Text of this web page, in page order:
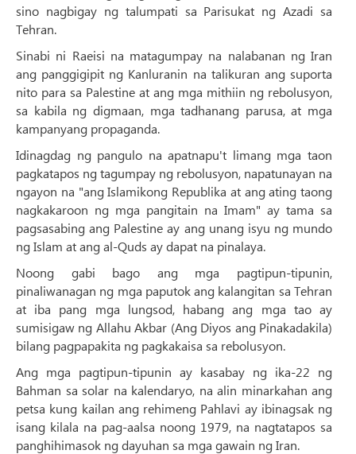
sino nagbigay ng talumpati sa Parisukat ng Azadi sa
Tehran.
Sinabi ni Raeisi na matagumpay na nalabanan ng Iran
ang panggigipit ng Kanluranin na talikuran ang suporta
nito para sa Palestine at ang mga mithiin ng rebolusyon,
sa kabila ng digmaan, mga tadhanang parusa, at mga
kampanyang propaganda.
Idinagdag ng pangulo na apatnapu't limang mga taon
pagkatapos ng tagumpay ng rebolusyon, napatunayan na
ngayon na "ang Islamikong Republika at ang ating taong
nagkakaroon ng mga pangitain na Imam" ay tama sa
pagsasabing ang Palestine ay ang unang isyu ng mundo
ng Islam at ang al-Quds ay dapat na pinalaya.
Noong gabi bago ang mga pagtipun-tipunin,
pinaliwanagan ng mga paputok ang kalangitan sa Tehran
at iba pang mga lungsod, habang ang mga tao ay
sumisigaw ng Allahu Akbar (Ang Diyos ang Pinakadakila)
bilang pagpapakita ng pagkakaisa sa rebolusyon.
Ang mga pagtipun-tipunin ay kasabay ng ika-22 ng
Bahman sa solar na kalendaryo, na alin minarkahan ang
petsa kung kailan ang rehimeng Pahlavi ay ibinagsak ng
isang kilala na pag-aalsa noong 1979, na nagtatapos sa
panghihimasok ng dayuhan sa mga gawain ng Iran.